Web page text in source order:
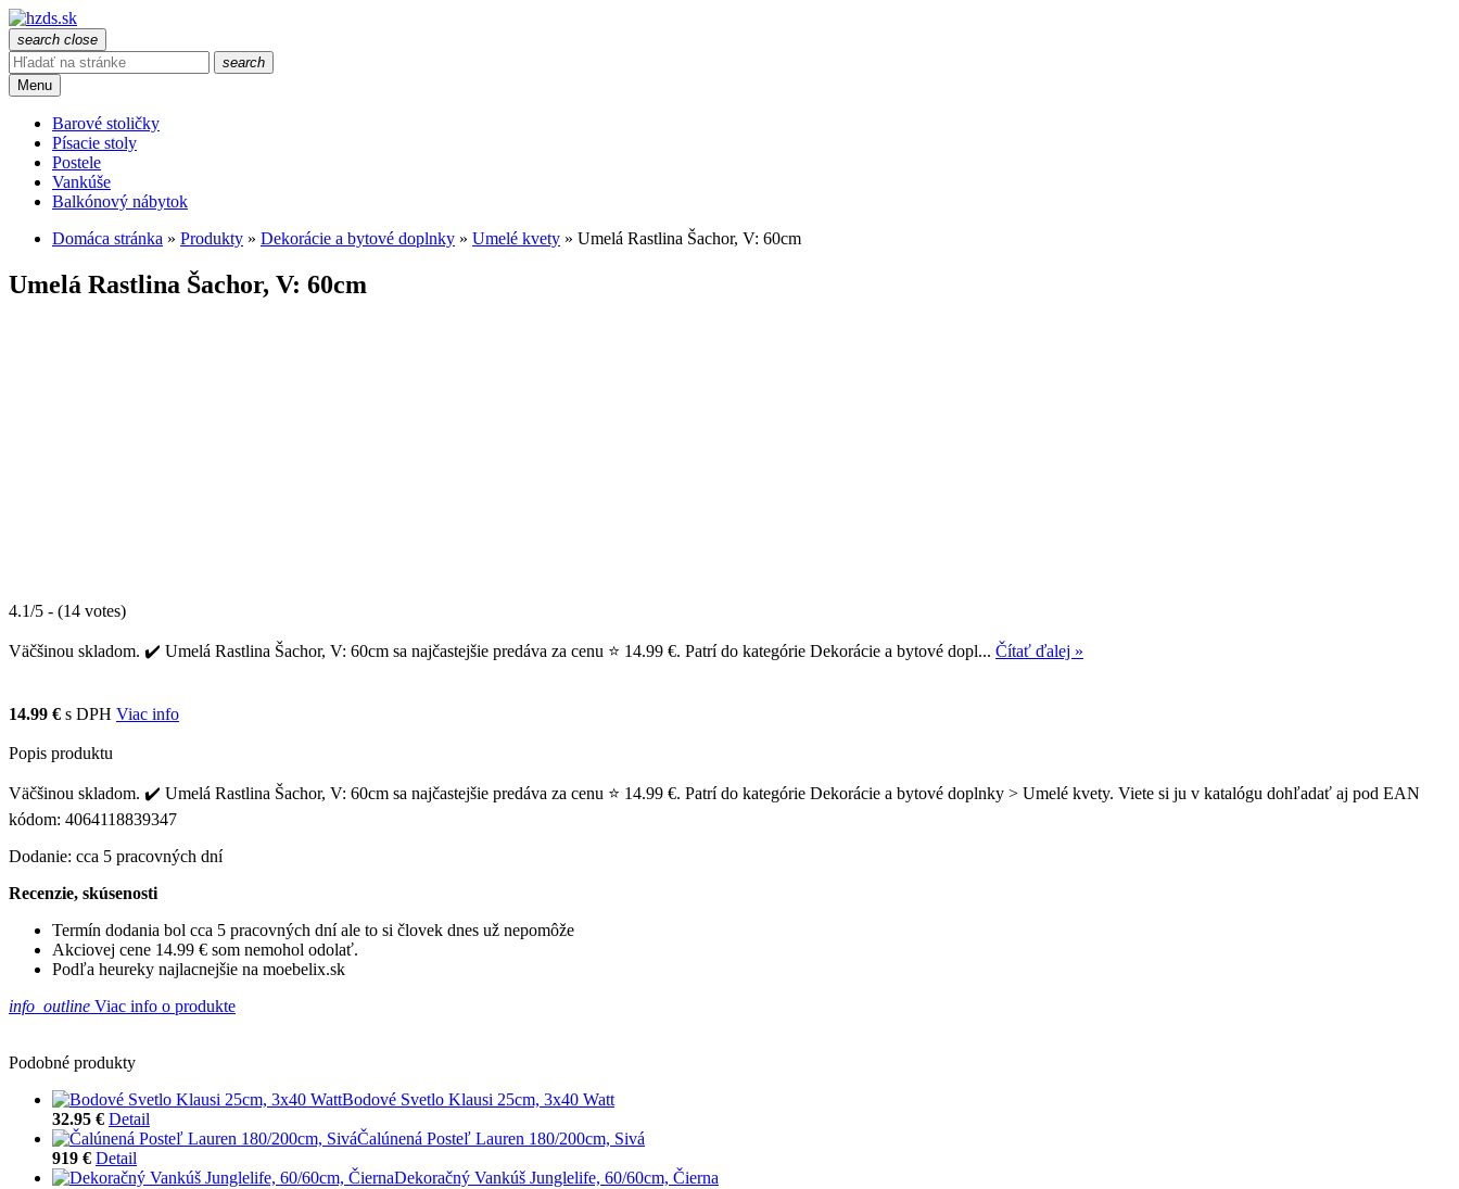
search close
search
Menu
Barové stoličky
Písacie stoly
Postele
Vankúše
Balkónový nábytok
Domáca stránka » Produkty » Dekorácie a bytové doplnky » Umelé kvety » Umelá Rastlina Šachor, V: 60cm
Umelá Rastlina Šachor, V: 60cm
4.1/5 - (14 votes)
Väčšinou skladom. ✔️ Umelá Rastlina Šachor, V: 60cm sa najčastejšie predáva za cenu ⭐ 14.99 €. Patrí do kategórie Dekorácie a bytové dopl... Čítať ďalej »
14.99 € s DPH Viac info
Popis produktu
Väčšinou skladom. ✔️ Umelá Rastlina Šachor, V: 60cm sa najčastejšie predáva za cenu ⭐ 14.99 €. Patrí do kategórie Dekorácie a bytové doplnky > Umelé kvety. Viete si ju v katalógu dohľadať aj pod EAN
kódom: 4064118839347
Dodanie: cca 5 pracovných dní
Recenzie, skúsenosti
Termín dodania bol cca 5 pracovných dní ale to si človek dnes už nepomôže
Akciovej cene 14.99 € som nemohol odolať.
Podľa heureky najlacnejšie na moebelix.sk
info_outline Viac info o produkte
Podobné produkty
Bodové Svetlo Klausi 25cm, 3x40 Watt
32.95 € Detail
Čalúnená Posteľ Lauren 180/200cm, Sivá
919 € Detail
Dekoračný Vankúš Junglelife, 60/60cm, Čierna